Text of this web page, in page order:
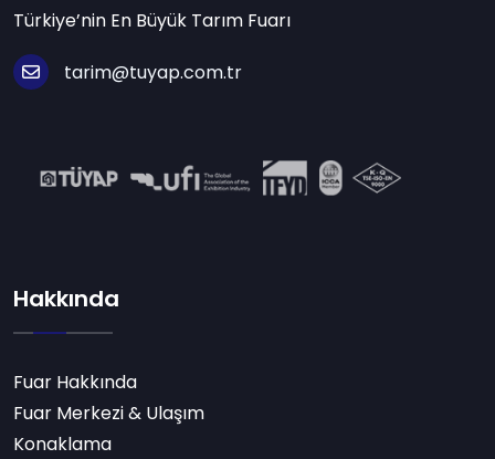
Türkiye’nin En Büyük Tarım Fuarı
tarim@tuyap.com.tr
Hakkında
Fuar Hakkında
Fuar Merkezi & Ulaşım
Konaklama